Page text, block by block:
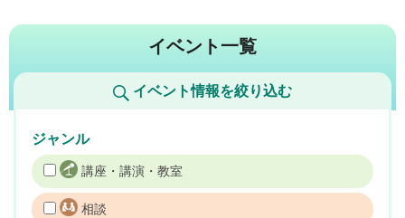
イベント一覧
イベント情報を絞り込む
ジャンル
講座・講演・教室
相談